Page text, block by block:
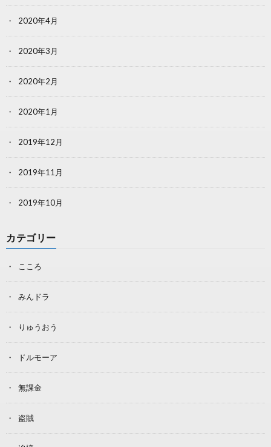
2020年4月
2020年3月
2020年2月
2020年1月
2019年12月
2019年11月
2019年10月
カテゴリー
こころ
みんドラ
りゅうおう
ドルモーア
無課金
盗賊